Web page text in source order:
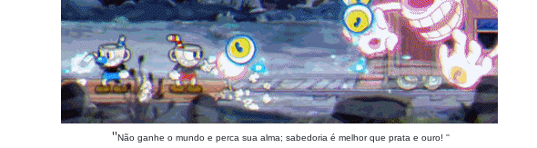
''Não ganhe o mundo e perca sua alma; sabedoria é melhor que prata e ouro! ''